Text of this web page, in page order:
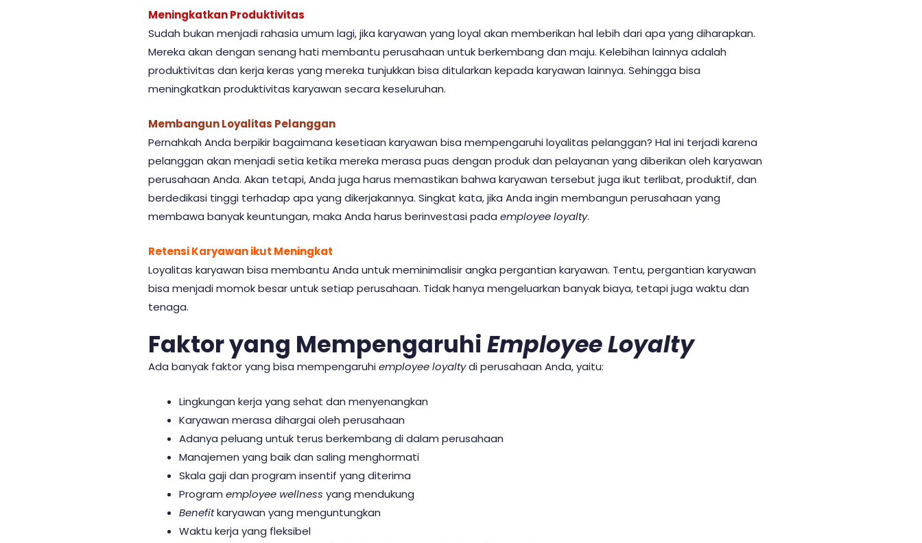
Meningkatkan Produktivitas
Sudah bukan menjadi rahasia umum lagi, jika karyawan yang loyal akan memberikan hal lebih dari apa yang diharapkan.
Mereka akan dengan senang hati membantu perusahaan untuk berkembang dan maju. Kelebihan lainnya adalah
produktivitas dan kerja keras yang mereka tunjukkan bisa ditularkan kepada karyawan lainnya. Sehingga bisa
meningkatkan produktivitas karyawan secara keseluruhan.
Membangun Loyalitas Pelanggan
Pernahkah Anda berpikir bagaimana kesetiaan karyawan bisa mempengaruhi loyalitas pelanggan? Hal ini terjadi karena
pelanggan akan menjadi setia ketika mereka merasa puas dengan produk dan pelayanan yang diberikan oleh karyawan
perusahaan Anda. Akan tetapi, Anda juga harus memastikan bahwa karyawan tersebut juga ikut terlibat, produktif, dan
berdedikasi tinggi terhadap apa yang dikerjakannya. Singkat kata, jika Anda ingin membangun perusahaan yang
membawa banyak keuntungan, maka Anda harus berinvestasi pada employee loyalty.
Retensi Karyawan ikut Meningkat
Loyalitas karyawan bisa membantu Anda untuk meminimalisir angka pergantian karyawan. Tentu, pergantian karyawan
bisa menjadi momok besar untuk setiap perusahaan. Tidak hanya mengeluarkan banyak biaya, tetapi juga waktu dan
tenaga.
Faktor yang MempengaruhiEmployee Loyalty
Ada banyak faktor yang bisa mempengaruhiemployee loyaltydi perusahaan Anda, yaitu:
Lingkungan kerja yang sehat dan menyenangkan
Karyawan merasa dihargai oleh perusahaan
Adanya peluang untuk terus berkembang di dalam perusahaan
Manajemen yang baik dan saling menghormati
Skala gaji dan program insentif yang diterima
Program employee wellness yang mendukung
Benefitkaryawan yang menguntungkan
Waktu kerja yang fleksibel